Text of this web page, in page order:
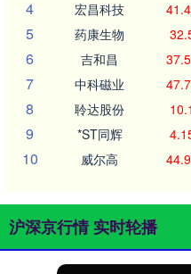
4 宏昌科技
5 药康生物
6 吉和昌
7 中科磁业
8 聆达股份 10.1
9 *ST同辉
10 威尔高
沪深京行情 实时轮播